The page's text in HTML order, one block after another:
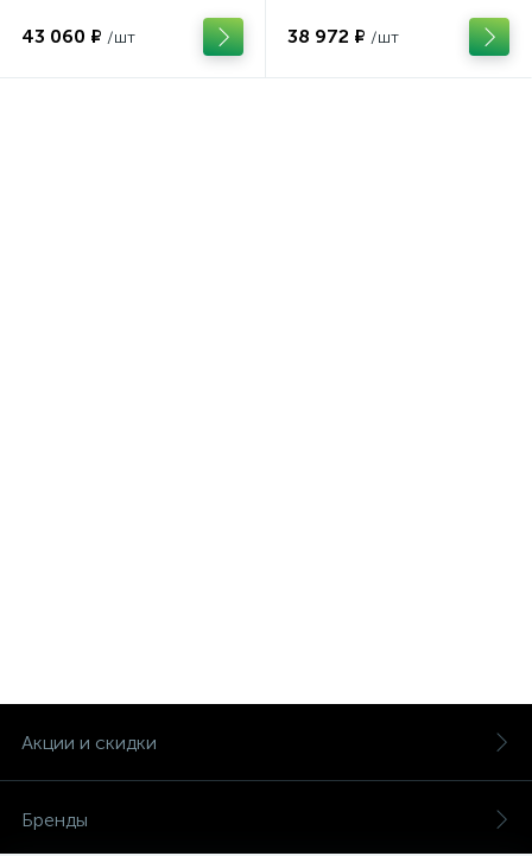
43 060 ₽ /шт 38 972 ₽ /шт
Акции и скидки
Бренды